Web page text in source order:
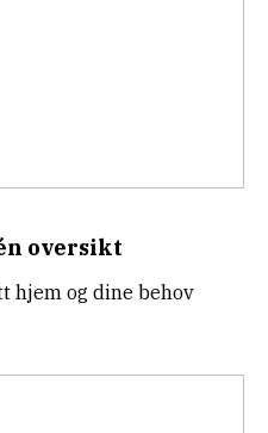
oversikt
hjem og dine behov